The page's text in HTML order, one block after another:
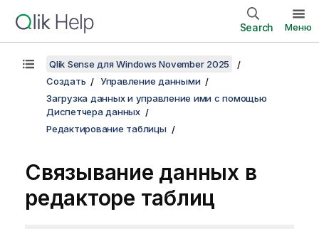
Search Меню
Qlik Sense для Windows November 2025
Создать
Управление данными
Загрузка данных и управление ими с помощью
Диспетчера данных
Редактирование таблицы
Связывание данных в
редакторе таблиц